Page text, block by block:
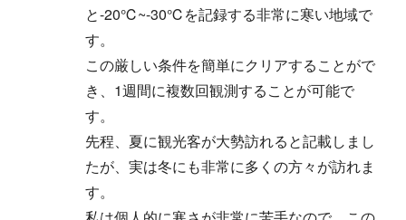
と-20℃~-30℃を記録する非常に寒い地域で
す。
この厳しい条件を簡単にクリアすることがで
き、1週間に複数回観測することが可能で
す。
先程、夏に観光客が大勢訪れると記載しまし
たが、実は冬にも非常に多くの方々が訪れま
す。